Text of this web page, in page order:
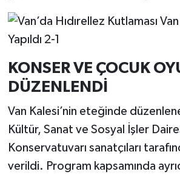
KONSER VE ÇOCUK
DÜZENLENDİ
Van Kalesi’nin eteğinde
Kültür, Sanat ve Sosyal İşler
Konservatuvarı sanatçıları
verildi. Program kapsamında